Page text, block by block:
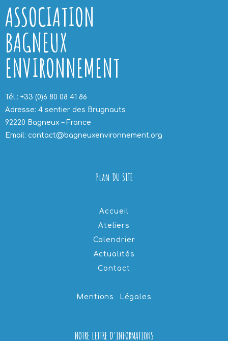
ASSOCIATION
BAGNEUX
ENVIRONNEMENT
Tél.: +33 (0)6 80 08 41 86
Adresse: 4 sentier des Brugnauts
92220 Bagneux – France
Email: contact@bagneuxenvironnement.org
Plan DU SITE
Accueil
Ateliers
Calendrier
Actualités
Contact
Mentions Légales
NOTRE LETTRE D'INFORMATIONS